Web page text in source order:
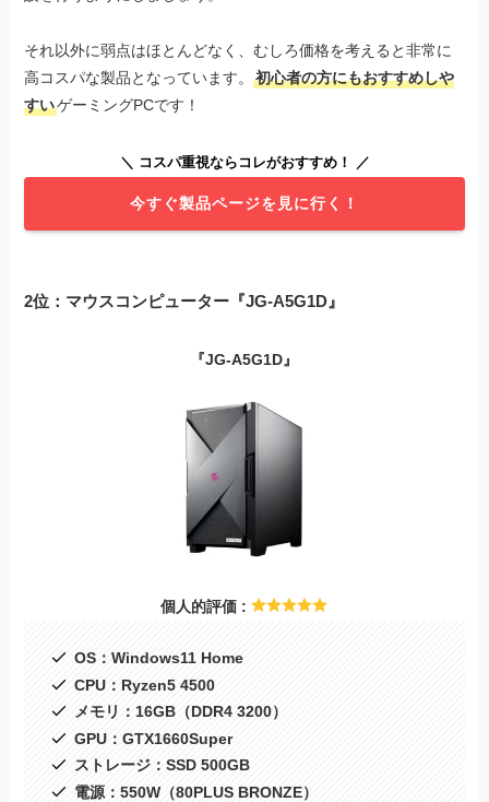
それ以外に弱点はほとんどなく、むしろ価格を考えると非常に
高コスパな製品となっています。初心者の方にもおすすめしや
すいゲーミングPCです！
＼ コスパ重視ならコレがおすすめ！ ／
今すぐ製品ページを見に行く！
2位：マウスコンピューター『JG-A5G1D』
『JG-A5G1D』
個人的評価 :
OS：Windows11 Home
CPU：Ryzen5 4500
メモリ：16GB（DDR4 3200）
GPU：GTX1660Super
ストレージ：SSD 500GB
電源：550W（80PLUS BRONZE）